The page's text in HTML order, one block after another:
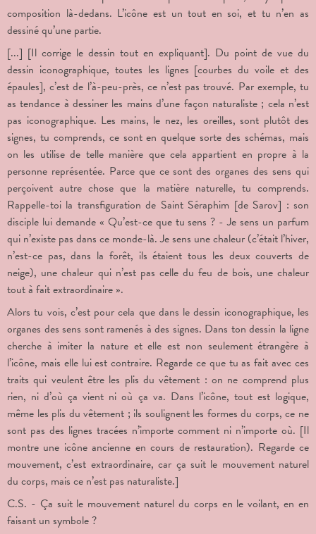
composition là-dedans. L’icône est un tout en soi, et tu n’en as
dessiné qu’une partie.
[...] [Il corrige le dessin tout en expliquant]. Du point de vue du
dessin iconographique, toutes les lignes [courbes du voile et des
épaules], c’est de l’à-peu-près, ce n’est pas trouvé. Par exemple, tu
as tendance à dessiner les mains d’une façon naturaliste ; cela n’est
pas iconographique. Les mains, le nez, les oreilles, sont plutôt des
signes, tu comprends, ce sont en quelque sorte des schémas, mais
on les utilise de telle manière que cela appartient en propre à la
personne représentée. Parce que ce sont des organes des sens qui
perçoivent autre chose que la matière naturelle, tu comprends.
Rappelle-toi la transfiguration de Saint Séraphim [de Sarov] : son
disciple lui demande « Qu’est-ce que tu sens ? - Je sens un parfum
qui n’existe pas dans ce monde-là. Je sens une chaleur (c’était l’hiver,
n’est-ce pas, dans la forêt, ils étaient tous les deux couverts de
neige), une chaleur qui n’est pas celle du feu de bois, une chaleur
tout à fait extraordinaire ».
Alors tu vois, c’est pour cela que dans le dessin iconographique, les
organes des sens sont ramenés à des signes. Dans ton dessin la ligne
cherche à imiter la nature et elle est non seulement étrangère à
l’icône, mais elle lui est contraire. Regarde ce que tu as fait avec ces
traits qui veulent être les plis du vêtement : on ne comprend plus
rien, ni d’où ça vient ni où ça va. Dans l’icône, tout est logique,
même les plis du vêtement ; ils soulignent les formes du corps, ce ne
sont pas des lignes tracées n’importe comment ni n’importe où. [Il
montre une icône ancienne en cours de restauration). Regarde ce
mouvement, c’est extraordinaire, car ça suit le mouvement naturel
du corps, mais ce n’est pas naturaliste.]
C.S. - Ça suit le mouvement naturel du corps en le voilant, en en
faisant un symbole ?